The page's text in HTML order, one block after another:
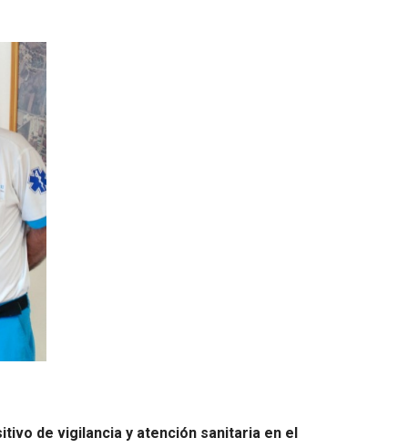
de vigilancia y atención sanitaria en el